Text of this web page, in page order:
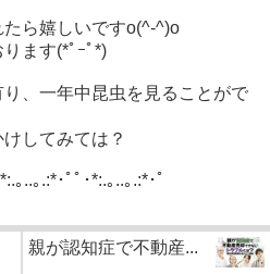
ら嬉しいですo(^-^)o
ます(*ﾟｰﾟ*)
、一年中昆虫を見ることがで
してみては？
｡..｡.:*･ﾟﾟ･*:.｡..｡.:*･ﾟ
親が認知症で不動産...